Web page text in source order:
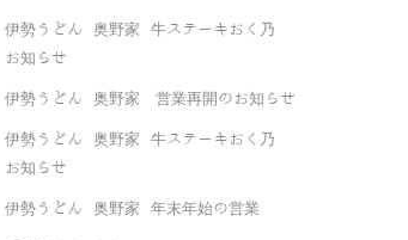
伊勢うどん 奥野家 牛ステーキおく乃
お知らせ
伊勢うどん 奥野家 営業再開のお知らせ
伊勢うどん 奥野家 牛ステーキおく乃
お知らせ
伊勢うどん 奥野家 年末年始の営業